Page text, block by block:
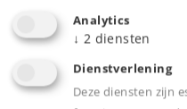
Aantrekkelijk en
Beide wagens
H0 Insider
Analytics
↓ 2 diensten
Dienstverlening
Deze diensten zijn